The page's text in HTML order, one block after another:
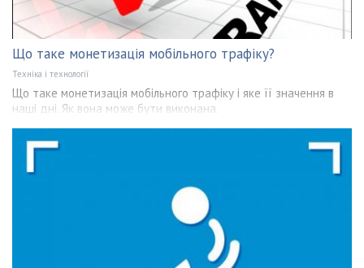
Що таке монетизація мобільного трафіку?
Техніка і технології
Що таке монетизація мобільного трафіку і яке її значення в
наші дні. Як вона може бути виконана.